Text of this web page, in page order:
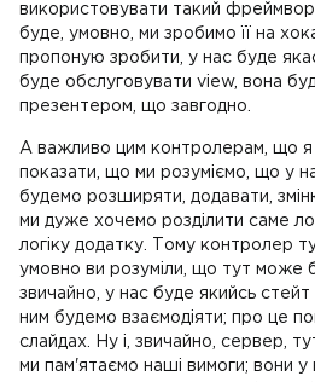
використовувати такий
буде, умовно, ми зробимо її на
пропоную зробити, у нас буде
буде обслуговувати view, вона
презентером, що завгодно.
А важливо цим контролерам, що я
показати, що ми розуміємо, що у
будемо розширяти, додавати,
ми дуже хочемо розділити саме
логіку додатку. Тому контролер
умовно ви розуміли, що тут може
звичайно, у нас буде якийсь
ним будемо взаємодіяти; про це
слайдах. Ну і, звичайно, сервер,
ми пам'ятаємо наші вимоги; вони у